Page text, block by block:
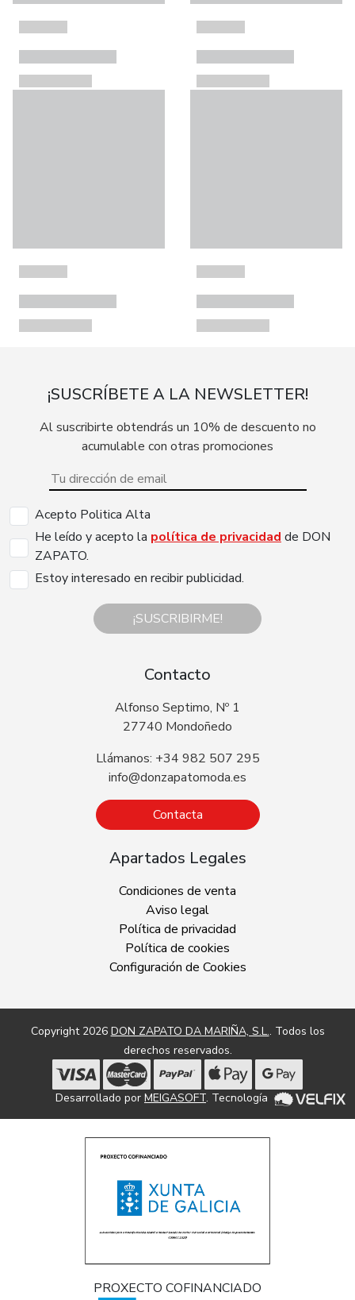
¡SUSCRÍBETE A LA NEWSLETTER!
Al suscribirte obtendrás un 10% de descuento no
acumulable con otras promociones
Acepto Politica Alta
He leído y acepto la política de privacidad de DON
ZAPATO.
Estoy interesado en recibir publicidad.
¡SUSCRIBIRME!
Contacto
Alfonso Septimo, Nº 1
27740 Mondoñedo
Llámanos: +34 982 507 295
info@donzapatomoda.es
Contacta
Apartados Legales
Condiciones de venta
Aviso legal
Política de privacidad
Política de cookies
Configuración de Cookies
Copyright 2026 DON ZAPATO DA MARIÑA, S.L.. Todos los
derechos reservados.
Desarrollado por MEIGASOFT. Tecnología
PROXECTO COFINANCIADO